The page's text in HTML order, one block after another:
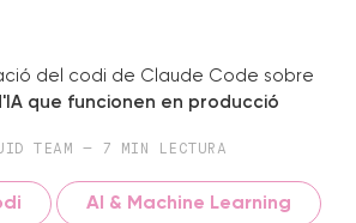
del codi de Claude Code sobre
que funcionen en producció
TEAM — 7 MIN LECTURA
AI & Machine Learning